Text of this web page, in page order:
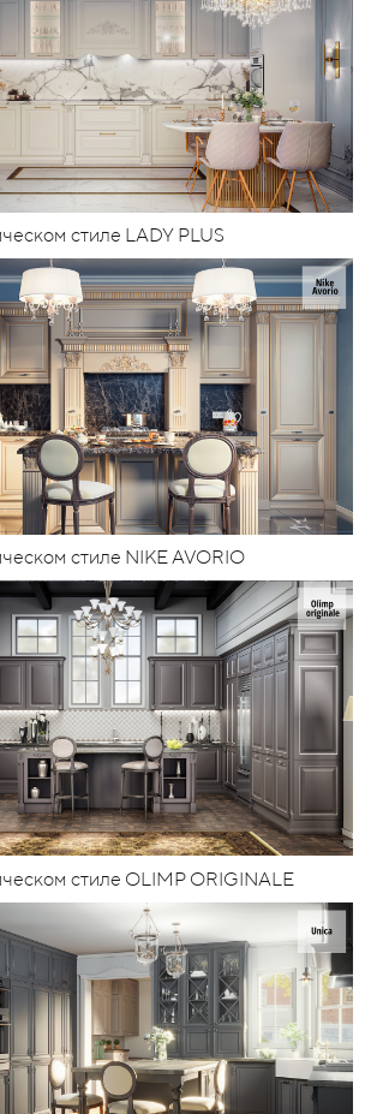
стиле LADY PLUS
Кухня в классическом стиле NIKE AVORIO
стиле OLIMP ORIGINALE